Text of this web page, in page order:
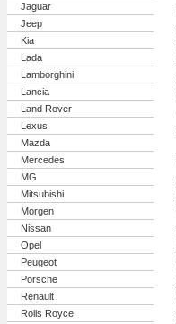
Jaguar
Jeep
Kia
Lada
Lamborghini
Lancia
Land Rover
Lexus
Mazda
Mercedes
MG
Mitsubishi
Morgen
Nissan
Opel
Peugeot
Porsche
Renault
Rolls Royce